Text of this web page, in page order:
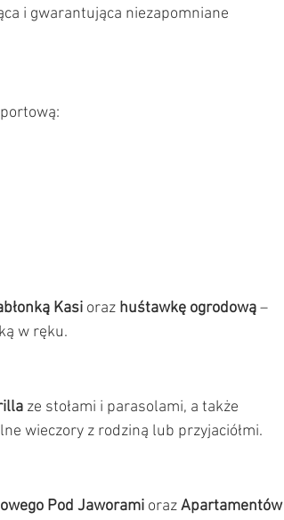
i gwarantująca niezapomniane
Kasi oraz huśtawkę ogrodową –
w ręku.
ze stołami i parasolami, a także
wieczory z rodziną lub przyjaciółmi.
Pod Jaworami oraz Apartamentów